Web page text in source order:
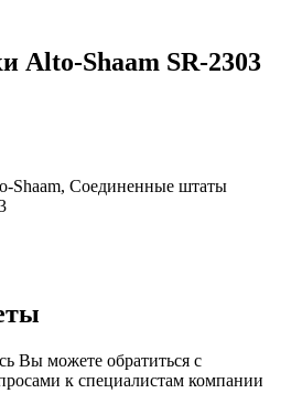
Alto-Shaam SR-2303
Shaam, Соединенные штаты
Вы можете обратиться с
к специалистам компании